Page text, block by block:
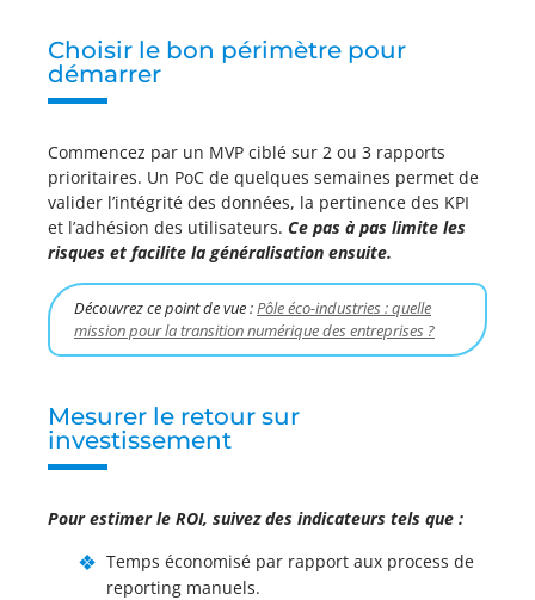
Choisir le bon périmètre pour
démarrer
Commencez par un MVP ciblé sur 2 ou 3 rapports
prioritaires. Un PoC de quelques semaines permet de
valider l’intégrité des données, la pertinence des KPI
et l’adhésion des utilisateurs. Ce pas à pas limite les
risques et facilite la généralisation ensuite.
Découvrez ce point de vue :Pôle éco-industries : quelle
mission pour la transition numérique des entreprises ?
Mesurer le retour sur
investissement
Pour estimer le ROI, suivez des indicateurs tels que :
Temps économisé par rapport aux process de
reporting manuels.